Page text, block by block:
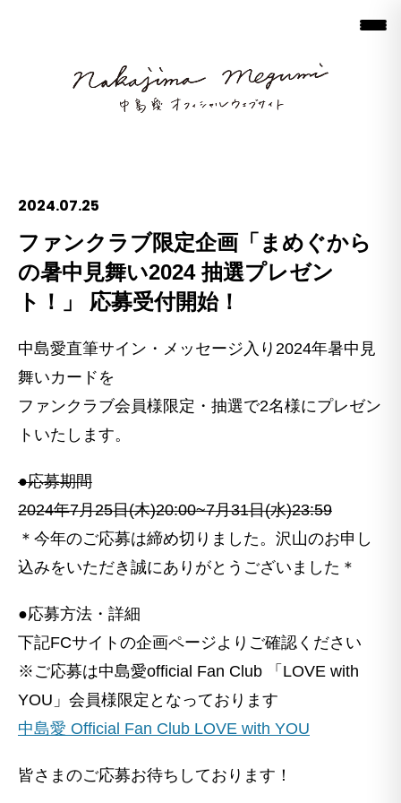
2024.07.25
ファンクラブ限定企画「まめぐから
の暑中見舞い2024 抽選プレゼン
ト！」 応募受付開始！
中島愛直筆サイン・メッセージ入り2024年暑中見
舞いカードを
ファンクラブ会員様限定・抽選で2名様にプレゼン
トいたします。
●応募期間
2024年7月25日(木)20:00~7月31日(水)23:59
＊今年のご応募は締め切りました。沢山のお申し
込みをいただき誠にありがとうございました＊
●応募方法・詳細
下記FCサイトの企画ページよりご確認ください
※ご応募は中島愛official Fan Club 「LOVE with
YOU」会員様限定となっております
中島愛 Official Fan Club LOVE with YOU
皆さまのご応募お待ちしております！